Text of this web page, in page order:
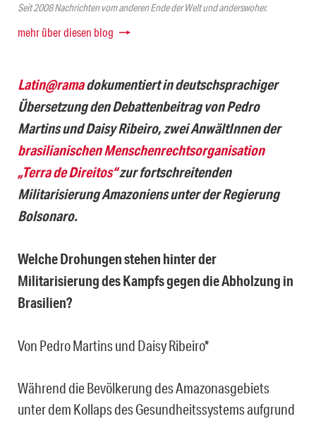
Seit 2008 Nachrichten vom anderen Ende der Welt und anderswoher.
mehr über diesen blog
Latin@ramadokumentiert in deutschsprachiger
Übersetzung den Debattenbeitrag von Pedro
Martins und Daisy Ribeiro, zwei AnwältInnen der
brasilianischen Menschenrechtsorganisation
„Terra de Direitos“zur fortschreitenden
Militarisierung Amazoniens unter der Regierung
Bolsonaro.
Welche Drohungen stehen hinter der
Militarisierung des Kampfs gegen die Abholzung in
Brasilien?
Von Pedro Martins und Daisy Ribeiro*
Während die Bevölkerung des Amazonasgebiets
unter dem Kollaps des Gesundheitssystems aufgrund